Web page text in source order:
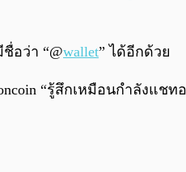
อว่า “@wallet” ได้อีกด้วย
“รู้สึกเหมือนกำลังแช